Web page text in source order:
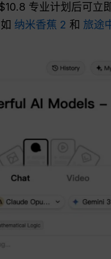
专业计划后可立
纳米香蕉 2 和 旅途